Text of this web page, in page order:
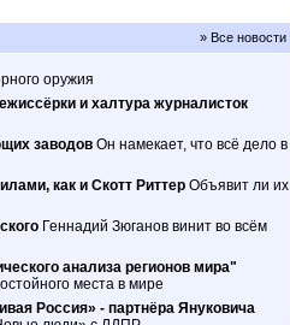
» Все новости
оружия
и халтура журналисток
заводов Он намекает, что всё дело в
как и Скотт Риттер Объявит ли их
Геннадий Зюганов винит во всём
анализа регионов мира"
места в мире
Россия» - партнёра Януковича